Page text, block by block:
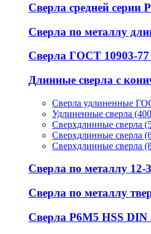
Сверла средней серии
Сверла по металлу
Сверла ГОСТ 10903-
Длинные сверла с
Сверла удлиненные
Удлиненные сверла
Сверхдлинные сверла
Сверхдлинные сверла
Сверхдлинные сверла
Сверла по металлу
Сверла по металлу
Сверла Р6М5 HSS DIN